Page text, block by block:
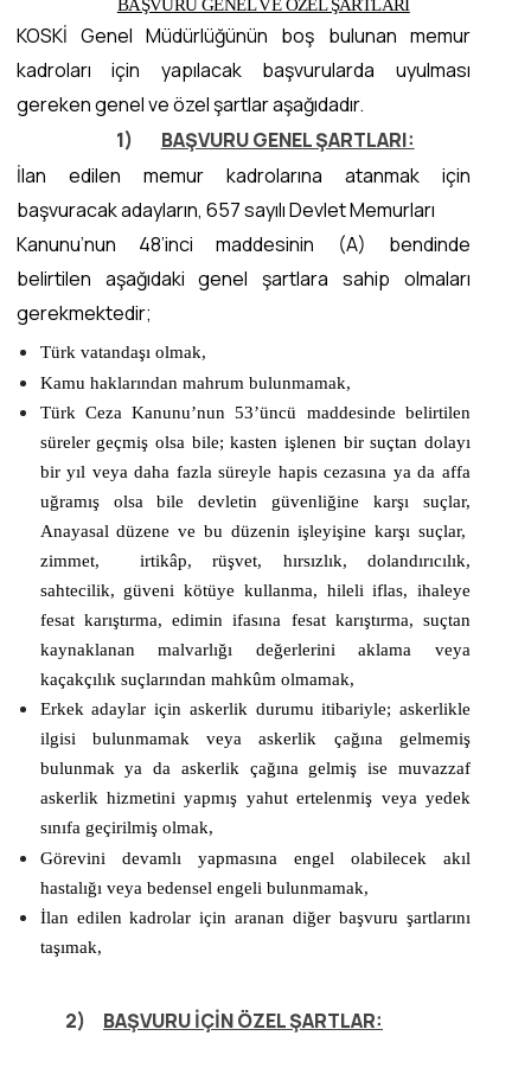
BAŞVURU GENEL VE ÖZEL ŞARTLARI
KOSKİ Genel Müdürlüğünün boş bulunan memur
kadroları için yapılacak başvurularda uyulması
gereken genel ve özel şartlar aşağıdadır.
1)
BAŞVURU GENEL ŞARTLARI:
İlan edilen memur kadrolarına atanmak için
başvuracak adayların, 657 sayılı Devlet Memurları
Kanunu’nun 48’inci maddesinin (A) bendinde
belirtilen aşağıdaki genel şartlara sahip olmaları
gerekmektedir;
Türk vatandaşı olmak,
Kamu haklarından mahrum bulunmamak,
Türk Ceza Kanunu’nun 53’üncü maddesinde belirtilen
süreler geçmiş olsa bile; kasten işlenen bir suçtan dolayı
bir yıl veya daha fazla süreyle hapis cezasına ya da affa
uğramış olsa bile devletin güvenliğine karşı suçlar,
Anayasal düzene ve bu düzenin işleyişine karşı suçlar,
zimmet, irtikâp, rüşvet, hırsızlık, dolandırıcılık,
sahtecilik, güveni kötüye kullanma, hileli iflas, ihaleye
fesat karıştırma, edimin ifasına fesat karıştırma, suçtan
kaynaklanan malvarlığı değerlerini aklama veya
kaçakçılık suçlarından mahkûm olmamak,
Erkek adaylar için askerlik durumu itibariyle; askerlikle
ilgisi bulunmamak veya askerlik çağına gelmemiş
bulunmak ya da askerlik çağına gelmiş ise muvazzaf
askerlik hizmetini yapmış yahut ertelenmiş veya yedek
sınıfa geçirilmiş olmak,
Görevini devamlı yapmasına engel olabilecek akıl
hastalığı veya bedensel engeli bulunmamak,
İlan edilen kadrolar için aranan diğer başvuru şartlarını
taşımak,
2) BAŞVURU İÇİN ÖZEL ŞARTLAR: